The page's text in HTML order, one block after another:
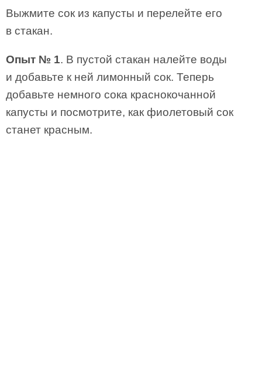
Выжмите сок из капусты и перелейте его
в стакан.
Опыт № 1. В пустой стакан налейте воды
и добавьте к ней лимонный сок. Теперь
добавьте немного сока краснокочанной
капусты и посмотрите, как фиолетовый сок
станет красным.